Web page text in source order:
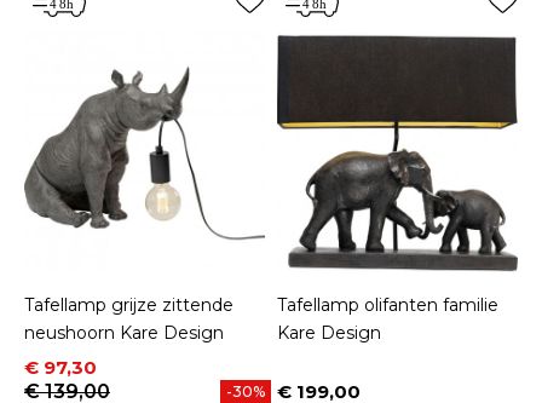
Tafellamp grijze zittende
neushoorn Kare Design
Prijs
€ 97,30
Normale prijs
€ 139,00
-30%
Tafellamp olifanten familie
Kare Design
€ 199,00